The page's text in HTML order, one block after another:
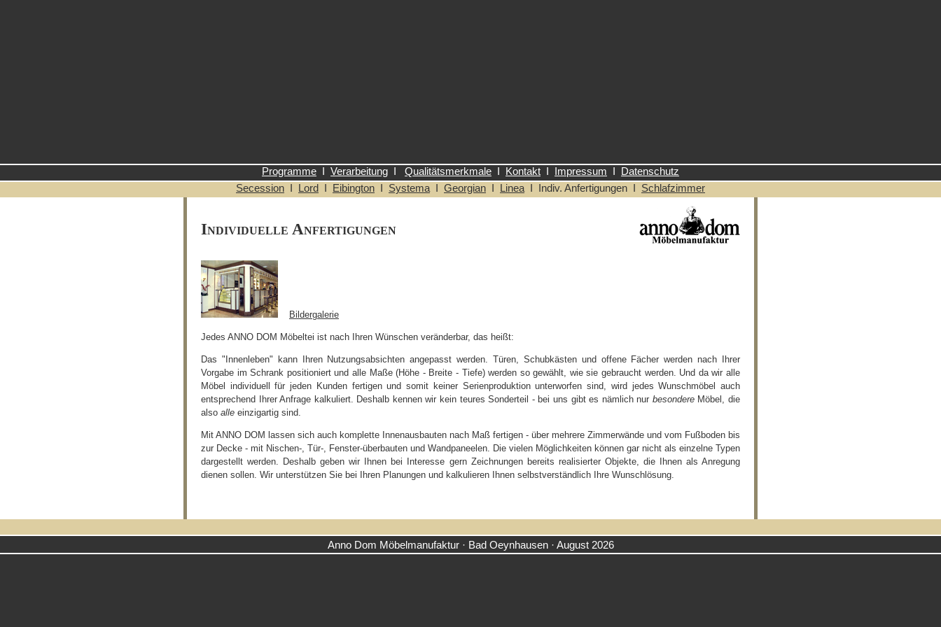
Bildergalerie
Jedes ANNO DOM Möbeltei ist nach Ihren Wünschen veränderbar, das heißt:
Das "Innenleben" kann Ihren Nutzungsabsichten angepasst werden. Türen, Schubkästen und offene Fächer werden nach Ihrer
Vorgabe im Schrank positioniert und alle Maße (Höhe - Breite - Tiefe) werden so gewählt, wie sie gebraucht werden. Und da wir alle
Möbel individuell für jeden Kunden fertigen und somit keiner Serienproduktion unterworfen sind, wird jedes Wunschmöbel auch
entsprechend Ihrer Anfrage kalkuliert. Deshalb kennen wir kein teures Sonderteil - bei uns gibt es nämlich nur besondereMöbel, die
also alle einzigartig sind.
Mit ANNO DOM lassen sich auch komplette Innenausbauten nach Maß fertigen - über mehrere Zimmerwände und vom Fußboden bis
zur Decke - mit Nischen-, Tür-, Fenster-überbauten und Wandpaneelen. Die vielen Möglichkeiten können gar nicht als einzelne Typen
dargestellt werden. Deshalb geben wir Ihnen bei Interesse gern Zeichnungen bereits realisierter Objekte, die Ihnen als Anregung
dienen sollen. Wir unterstützen Sie bei Ihren Planungen und kalkulieren Ihnen selbstverständlich Ihre Wunschlösung.
Individuelle Anfertigungen
Secession I Lord I Eibington I Systema I Georgian I Linea I Indiv. Anfertigungen I Schlafzimmer
Programme I Verarbeitung I Qualitätsmerkmale I Kontakt I Impressum I Datenschutz
Anno Dom Möbelmanufaktur · Bad Oeynhausen · August 2026